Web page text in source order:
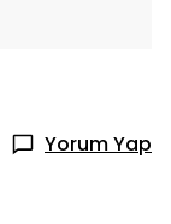
Yorum Yap